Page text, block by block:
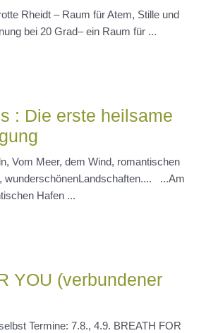
Rheidt – Raum für Atem, Stille und
bei 20 Grad– ein Raum für ...
: Die erste heilsame
Vom Meer, dem Wind, romantischen
wunderschönenLandschaften.... ...Am
Hafen ...
YOU (verbundener
Termine: 7.8., 4.9. BREATH FOR